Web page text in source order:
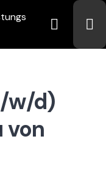
w/d)
von